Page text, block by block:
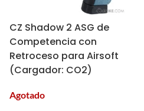
CZ Shadow 2 ASG de
Competencia con
Retroceso para Airsoft
(Cargador: CO2)
Agotado